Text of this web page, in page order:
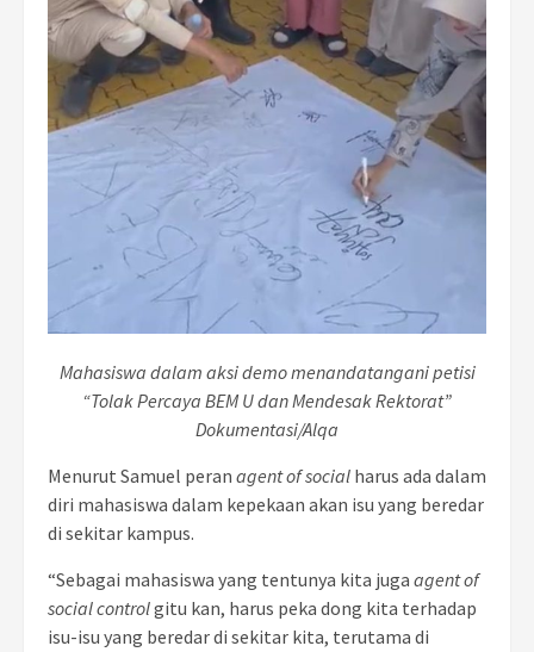
Mahasiswa dalam aksi demo menandatangani petisi
“Tolak Percaya BEM U dan Mendesak Rektorat”
Dokumentasi/Alqa
Menurut Samuel peran agent of social harus ada dalam
diri mahasiswa dalam kepekaan akan isu yang beredar
di sekitar kampus.
“Sebagai mahasiswa yang tentunya kita juga agent of
social controlgitu kan, harus peka dong kita terhadap
isu-isu yang beredar di sekitar kita, terutama di